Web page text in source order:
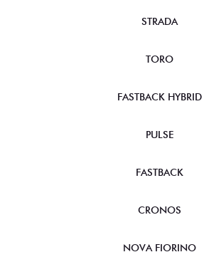
STRADA
TORO
FASTBACK HYBRID
PULSE
FASTBACK
CRONOS
NOVA FIORINO